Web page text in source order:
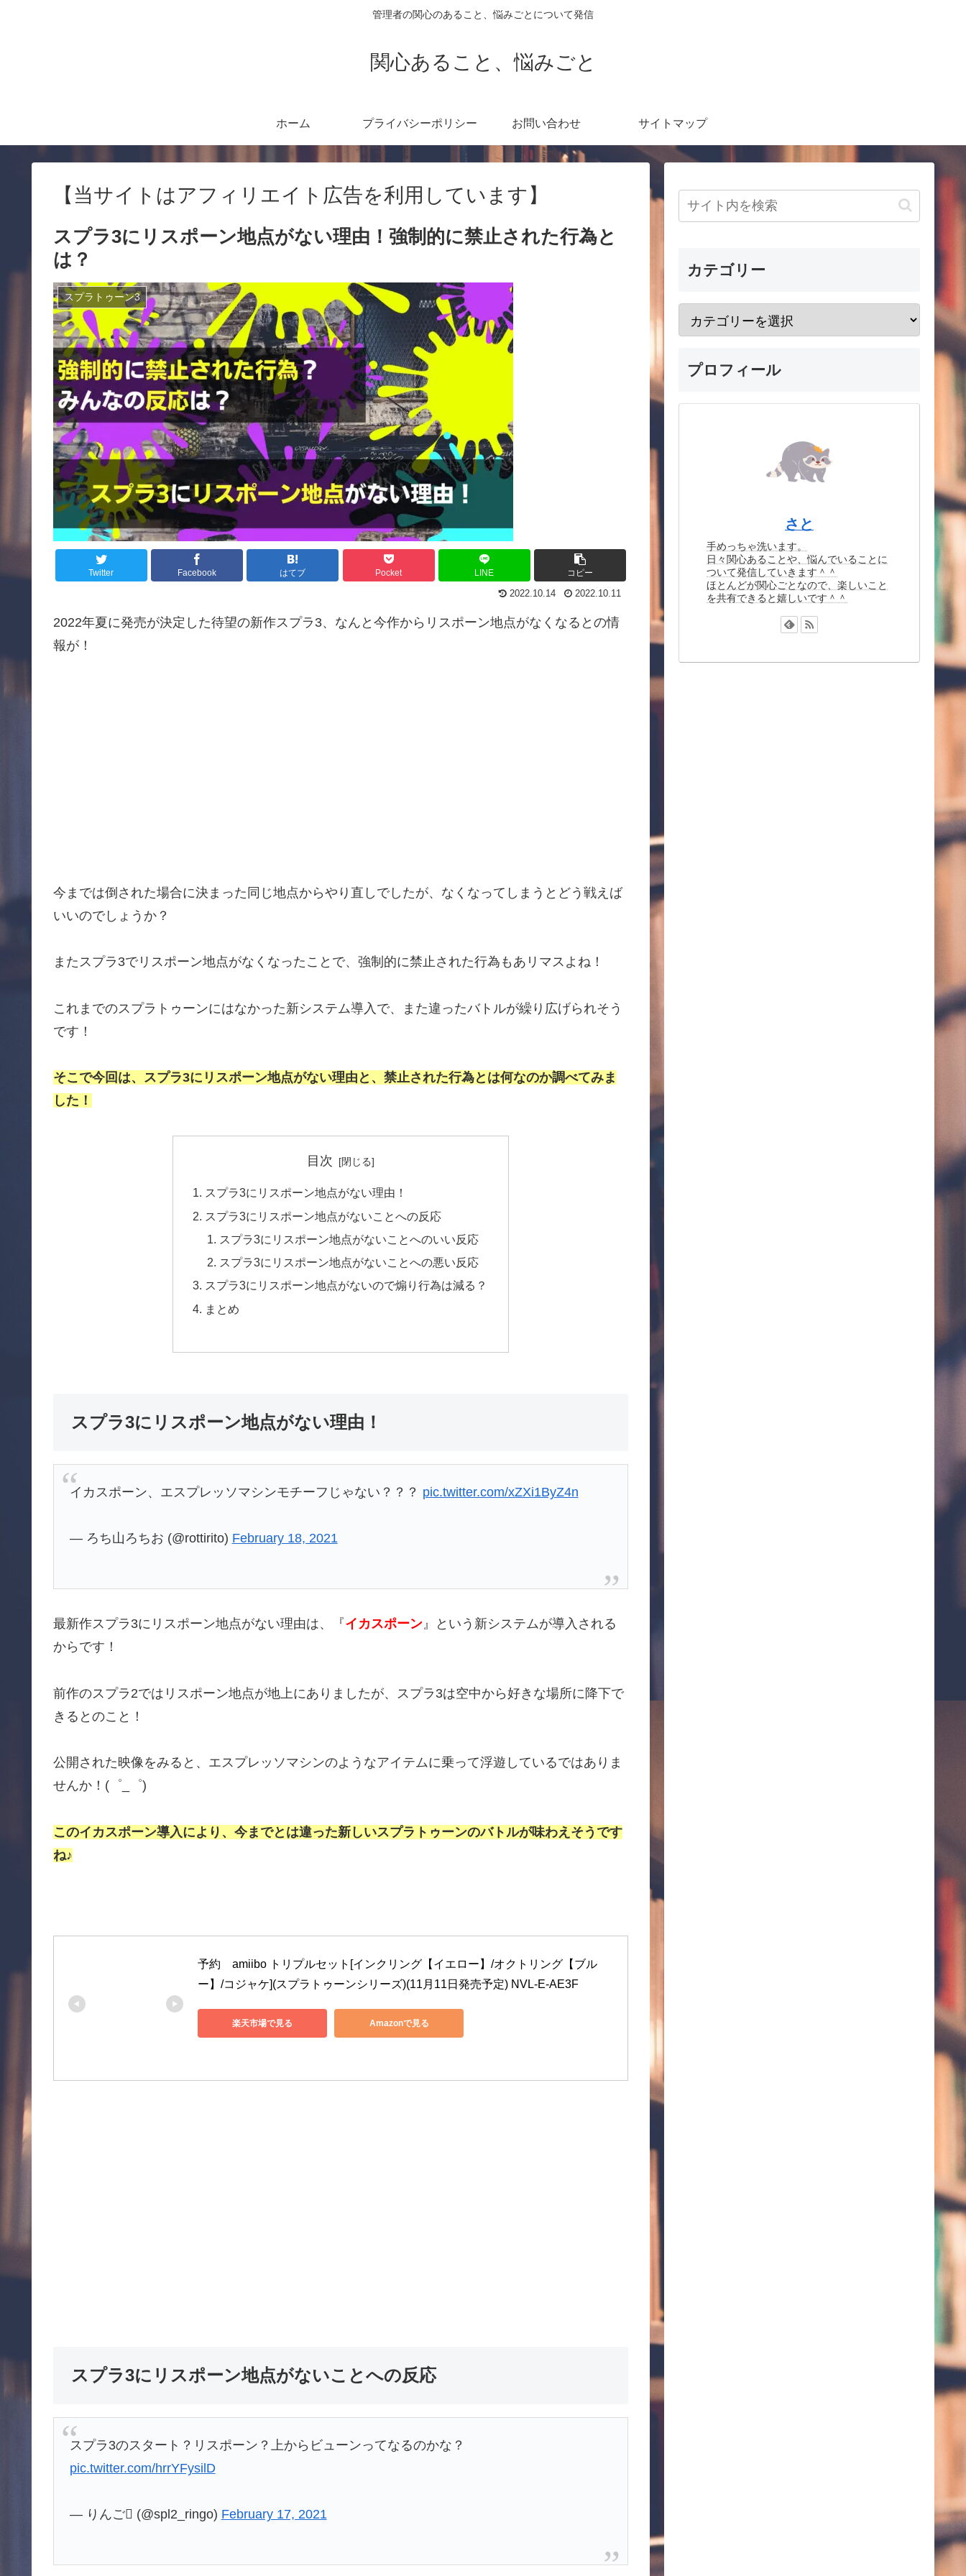
管理者の関心のあること、悩みごとについて発信
関心あること、悩みごと
ホーム プライバシーポリシー お問い合わせ サイトマップ
【当サイトはアフィリエイト広告を利用しています】
スプラ3にリスポーン地点がない理由！強制的に禁止された行為と
は？
スプラトゥーン3
Twitter Facebook はてブ Pocket LINE コピー
2022.10.14 2022.10.11
2022年夏に発売が決定した待望の新作スプラ3、なんと今作からリスポーン地点がなくなるとの情
報が！
今までは倒された場合に決まった同じ地点からやり直しでしたが、なくなってしまうとどう戦えば
いいのでしょうか？
またスプラ3でリスポーン地点がなくなったことで、強制的に禁止された行為もあリマスよね！
これまでのスプラトゥーンにはなかった新システム導入で、また違ったバトルが繰り広げられそう
です！
そこで今回は、スプラ3にリスポーン地点がない理由と、禁止された行為とは何なのか調べてみま
した！
目次
スプラ3にリスポーン地点がない理由！
スプラ3にリスポーン地点がないことへの反応
スプラ3にリスポーン地点がないことへのいい反応
スプラ3にリスポーン地点がないことへの悪い反応
スプラ3にリスポーン地点がないので煽り行為は減る？
まとめ
スプラ3にリスポーン地点がない理由！
イカスポーン、エスプレッソマシンモチーフじゃない？？？ pic.twitter.com/xZXi1ByZ4n
— ろち山ろちお (@rottirito) February 18, 2021
最新作スプラ3にリスポーン地点がない理由は、『イカスポーン』という新システムが導入される
からです！
前作のスプラ2ではリスポーン地点が地上にありましたが、スプラ3は空中から好きな場所に降下で
きるとのこと！
公開された映像をみると、エスプレッソマシンのようなアイテムに乗って浮遊しているではありま
せんか！(゜_゜)
このイカスポーン導入により、今までとは違った新しいスプラトゥーンのバトルが味わえそうです
ね♪
予約　amiibo トリプルセット[インクリング【イエロー】/オクトリング【ブル
ー】/コジャケ](スプラトゥーンシリーズ)(11月11日発売予定) NVL-E-AE3F
楽天市場で見る Amazonで見る
スプラ3にリスポーン地点がないことへの反応
スプラ3のスタート？リスポーン？上からビューンってなるのかな？
pic.twitter.com/hrrYFysilD
— りんご (@spl2_ringo) February 17, 2021
カテゴリー
プロフィール
さと
手めっちゃ洗います。
日々関心あることや、悩んでいることに
ついて発信していきます＾＾
ほとんどが関心ごとなので、楽しいこと
を共有できると嬉しいです＾＾